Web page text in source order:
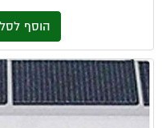
הוסף לסל